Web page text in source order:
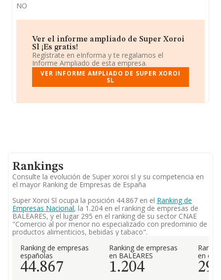
NO
Ver el informe ampliado de Super Xoroi
Sl ¡Es gratis!
Regístrate en eInforma y te regalamos el
Informe Ampliado de esta empresa.
VER INFORME AMPLIADO DE SUPER XOROI
SL
Rankings
Consulte la evolución de Super xoroi sl y su competencia en
el mayor Ranking de Empresas de España
Super Xoroi Sl ocupa la posición 44.867 en el Ranking de
Empresas Nacional, la 1.204 en el ranking de empresas de
BALEARES, y el lugar 295 en el ranking de su sector CNAE
"Comercio al por menor no especializado con predominio de
productos alimenticios, bebidas y tabaco".
Ranking de empresas
españolas
44.867
Ranking de empresas
en BALEARES
1.204
en el
295